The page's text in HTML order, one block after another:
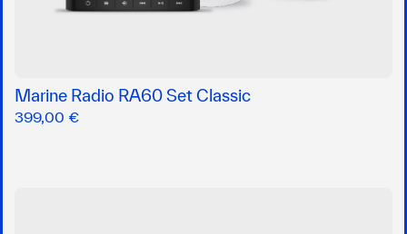
Marine Radio RA60 Set Classic
399,00 €